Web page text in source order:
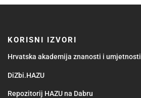
KORISNI IZVORI
Hrvatska akademija znanosti i umjetnosti
DiZbi.HAZU
Repozitorij HAZU na Dabru